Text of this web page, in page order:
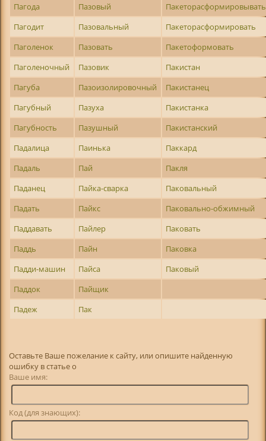
Пагода
Пазовый
Пакеторасформировывать
Пагодит
Пазовальный
Пакеторасформировать
Паголенок
Пазовать
Пакетоформовать
Паголеночный
Пазовик
Пакистан
Пагуба
Пазоизолировочный
Пакистанец
Пагубный
Пазуха
Пакистанка
Пагубность
Пазушный
Пакистанский
Падалица
Паинька
Паккард
Падаль
Пай
Пакля
Паданец
Пайка-сварка
Паковальный
Падать
Пайкс
Паковально-обжимный
Паддавать
Пайлер
Паковать
Паддь
Пайн
Паковка
Падди-машин
Пайса
Паковый
Паддок
Пайщик
Падеж
Пак
Оставьте Ваше пожелание к сайту, или опишите найденную
ошибку в статье о
Ваше имя:
Код (для знающих):